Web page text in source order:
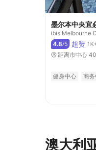
墨尔本中央宜
ibis Melbourne
4.8/5 超赞
距离市中心
健身中心 商
澳大利